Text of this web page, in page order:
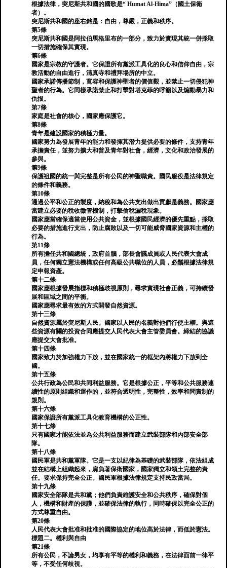
根據法律，突尼斯共和國的國歌是“ Humat Al-Hima”（國土保衛
者）。
突尼斯共和國的座右銘是：自由，尊嚴，正義和秩序。
第5條
突尼斯共和國是阿拉伯馬格里布的一部分，致力於實現其統一併採取
一切措施確保其實現。
第6條
國家是宗教的守護者。它保證所有黨派工具化的良心和信仰自由，宗
教活動的自由進行，清真寺和禮拜場所的中立。
國家承諾傳播節制，寬容和保護神聖者的價值觀，並禁止一切侵犯神
聖者的行為。它同樣承諾禁止和打擊對塔克菲的呼籲以及煽動暴力和
仇恨。
第7條
家庭是社會的核心，國家應保護它。
第8條
青年是建設國家的積極力量。
國家努力為發展青年的能力和發揮其潛力提供必要的條件，支持青年
承擔責任，並努力擴大和普及青年對社會，經濟，文化和政治發展的
參與。
第9條
保護祖國的統一與完整是所有公民的神聖職責。國民服役是法律規定
的條件和義務。
第10條
通過公平和公正的製度，納稅和為公共支出做出貢獻是義務。國家應
當建立必要的稅收徵管機制，打擊偷稅漏稅現象。
國家應當確保適當使用公共資金，並根據國民經濟的優先重點，採取
必要的措施進行支出，防止腐敗以及一切可能威脅國家資源和主權的
行為。
第11條
所有擔任共和國總統，政府首腦，部長會議成員或人民代表大會成
員，任何獨立憲法機構或任何高級公共職位的人員，必鬚根據法律規
定申報資產。
第十二條
國家應根據發展指標和積極歧視原則，尋求實現社會正義，可持續發
展和區域之間的平衡。
國家應尋求最有效的方式開發自然資源。
第十三條
自然資源屬於突尼斯人民。國家以人民的名義對他們行使主權。與這
些資源有關的投資合同應提交人民代表大會主管委員會。締結的協議
應提交大會批准。
第十四條
國家致力於加強權力下放，並在國家統一的框架內將權力下放到全
國。
第十五條
公共行政為公民和共同利益服務。它是根據公正，平等和公共服務連
續性的原則組織和運作的，並符合透明性，完整性，效率和問責制的
規則。
第十六條
國家保證所有黨派工具化教育機構的公正性。
第十七條
只有國家才能依法並為公共利益服務而建立武裝部隊和內部安全部
隊。
第十八條
國民軍是共和黨軍隊。它是一支以紀律為基礎的武裝部隊，依法組成
並在結構上組織起來，肩負著保衛國家，國家獨立和領土完整的責
任。要求保持完全公正。國民軍根據法律規定支持民政當局。
第十九條
國家安全部隊是共和黨；他們負責維護安全和公共秩序，確保對個
人，機構和財產的保護，並確保法律的執行，同時確保以完全公正的
方式尊重自由。
第20條
人民代表大會批准和批准的國際協定的地位高於法律，而低於憲法。
標題二。權利與自由
第21條
所有公民，不論男女，均享有平等的權利和義務，在法律面前一律平
等，不受任何歧視。